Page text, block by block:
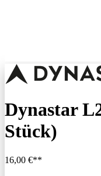
Dynastar
Stück)
16,00 €**